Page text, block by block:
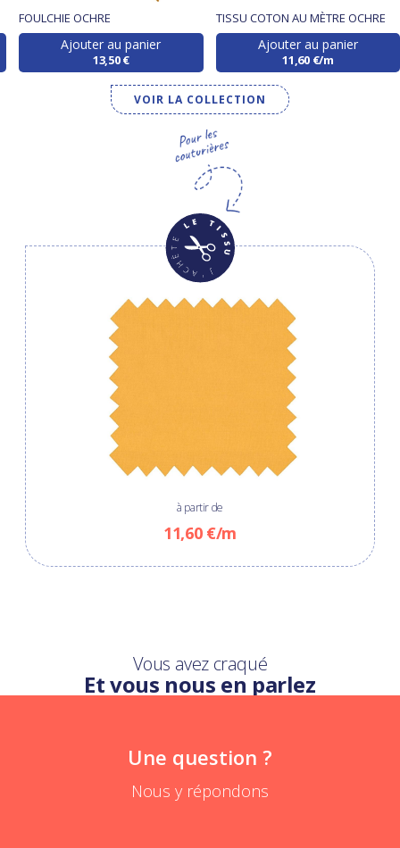
FOULCHIE OCHRE
Ajouter au panier
13,50 €
TISSU COTON AU MÈTRE OCHRE
Ajouter au panier
11,60 €/m
VOIR LA COLLECTION
à partir de
11,60 €/m
Vous avez craqué
Et vous nous en parlez
Une question ?
Nous y répondons